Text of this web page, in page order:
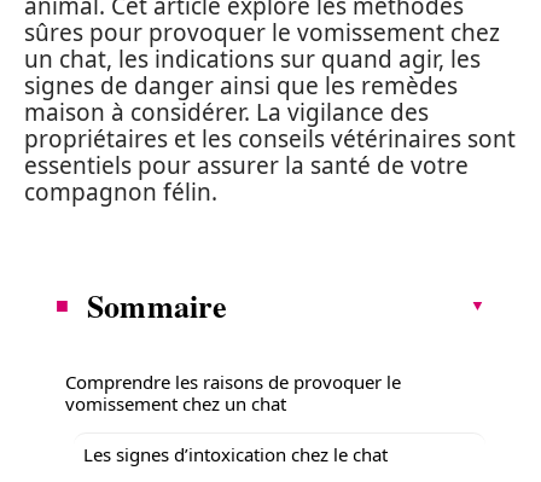
sûres pour provoquer le vomissement chez
un chat, les indications sur quand agir, les
signes de danger ainsi que les remèdes
maison à considérer. La vigilance des
propriétaires et les conseils vétérinaires sont
essentiels pour assurer la santé de votre
compagnon félin.
Sommaire
Comprendre les raisons de provoquer le
vomissement chez un chat
Les signes d’intoxication chez le chat